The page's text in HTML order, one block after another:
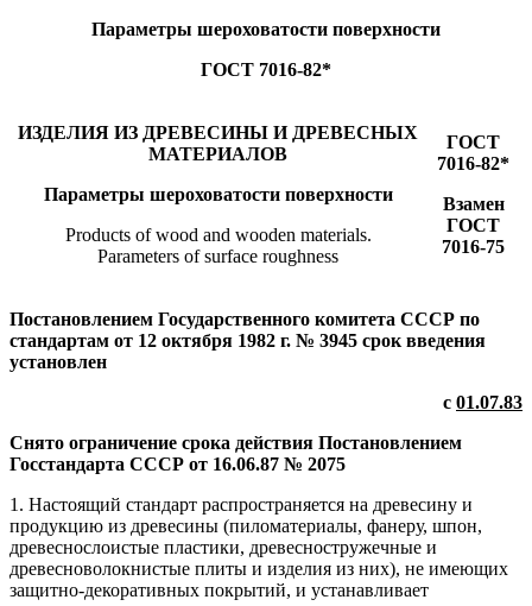
Параметры шероховатости поверхности
ГОСТ 7016-82*
ИЗДЕЛИЯ ИЗ ДРЕВЕСИНЫ И ДРЕВЕСНЫХ
МАТЕРИАЛОВ
Параметры шероховатости поверхности
Products of wood and wooden materials.
Parameters of surface roughness
ГОСТ
7016-82*
Взамен
ГОСТ
7016-75
Постановлением Государственного комитета СССР по
стандартам от 12 октября 1982 г. № 3945 срок введения
установлен
с 01.07.83
Снято ограничение срока действия Постановлением
Госстандарта СССР от 16.06.87 № 2075
1. Настоящий стандарт распространяется на древесину и
продукцию из древесины (пиломатериалы, фанеру, шпон,
древеснослоистые пластики, древесностружечные и
древесноволокнистые плиты и изделия из них), не имеющих
защитно-декоративных покрытий, и устанавливает